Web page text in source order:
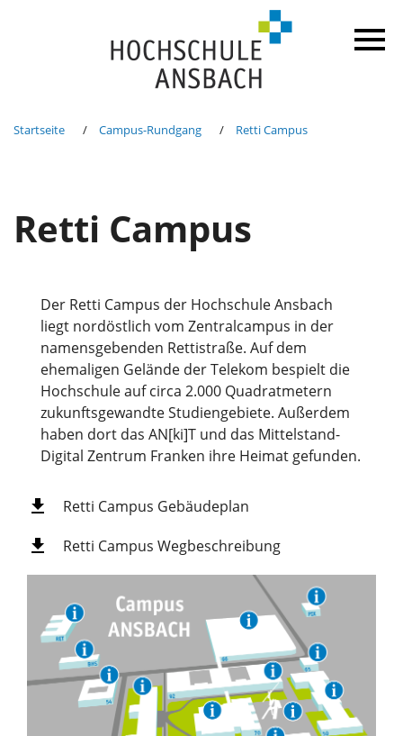
Startseite Campus-Rundgang Retti Campus
Retti Campus
Der Retti Campus der Hochschule Ansbach
liegt nordöstlich vom Zentralcampus in der
namensgebenden Rettistraße. Auf dem
ehemaligen Gelände der Telekom bespielt die
Hochschule auf circa 2.000 Quadratmetern
zukunftsgewandte Studiengebiete. Außerdem
haben dort das AN[ki]T und das Mittelstand-
Digital Zentrum Franken ihre Heimat gefunden.
Retti Campus Gebäudeplan
Retti Campus Wegbeschreibung